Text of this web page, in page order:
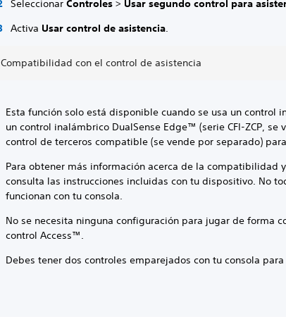
SeleccionarControles> Usar segundo control para
Activa Usar control de asistencia.
Compatibilidad con el control de asistencia
Esta función solo está disponible cuando se usa un control
un control inalámbrico DualSense Edge™ (serie CFI-ZCP, se
control de terceros compatible (se vende por separado)
Para obtener más información acerca de la compatibilidad
consulta las instrucciones incluidas con tu dispositivo. No
funcionan con tu consola.
No se necesita ninguna configuración para jugar de forma
control Access™.
Debes tener dos controles emparejados con tu consola